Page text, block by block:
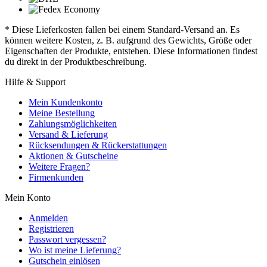
* Diese Lieferkosten fallen bei einem Standard-Versand an. Es
können weitere Kosten, z. B. aufgrund des Gewichts, Größe oder
Eigenschaften der Produkte, entstehen. Diese Informationen findest
du direkt in der Produktbeschreibung.
Hilfe & Support
Mein Kundenkonto
Meine Bestellung
Zahlungsmöglichkeiten
Versand & Lieferung
Rücksendungen & Rückerstattungen
Aktionen & Gutscheine
Weitere Fragen?
Firmenkunden
Mein Konto
Anmelden
Registrieren
Passwort vergessen?
Wo ist meine Lieferung?
Gutschein einlösen